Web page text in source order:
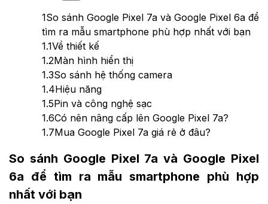
1So sánh Google Pixel 7a và Google Pixel 6a để
tìm ra mẫu smartphone phù hợp nhất với bạn
1.1Về thiết kế
1.2Màn hình hiển thị
1.3So sánh hệ thống camera
1.4Hiệu năng
1.5Pin và công nghệ sạc
1.6Có nên nâng cấp lên Google Pixel 7a?
1.7Mua Google Pixel 7a giá rẻ ở đâu?
So sánh Google Pixel 7a và Google Pixel
6a để tìm ra mẫu smartphone phù hợp
nhất với bạn